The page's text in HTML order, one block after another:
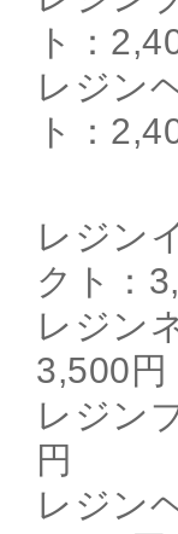
ト：
レジン
ト：
レジン
クト：
レジン
3,500円
レジン
円
レジン